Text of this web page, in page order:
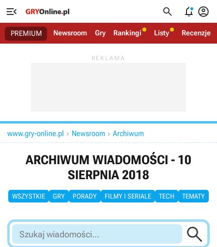
   
PREMIUM Newsroom Gry Rankingi Listy Recenzje
www.gry-online.pl  Newsroom  Archiwum
ARCHIWUM WIADOMOŚCI - 10
SIERPNIA 2018
WSZYSTKIE GRY PORADY FILMY I SERIALE TECH TEMATY
Szukaj
wiadomości...
